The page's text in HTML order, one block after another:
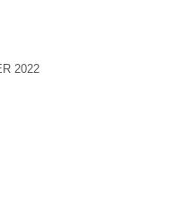
2022